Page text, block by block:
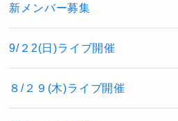
新メンバー募集
9/２2(日)ライブ開催
８/２９(木)ライブ開催